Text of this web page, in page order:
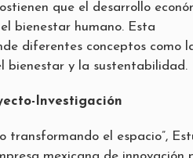
que el desarrollo
bienestar humano. Esta
diferentes conceptos como
bienestar y la sustentabilidad.
Investigación
transformando el espacio”,